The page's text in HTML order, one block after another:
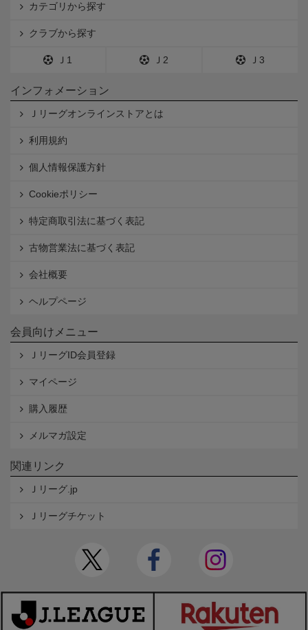
カテゴリから探す
クラブから探す
Ｊ1 Ｊ2 Ｊ3
インフォメーション
Ｊリーグオンラインストアとは
利用規約
個人情報保護方針
Cookieポリシー
特定商取引法に基づく表記
古物営業法に基づく表記
会社概要
ヘルプページ
会員向けメニュー
ＪリーグID会員登録
マイページ
購入履歴
メルマガ設定
関連リンク
Ｊリーグ.jp
Ｊリーグチケット